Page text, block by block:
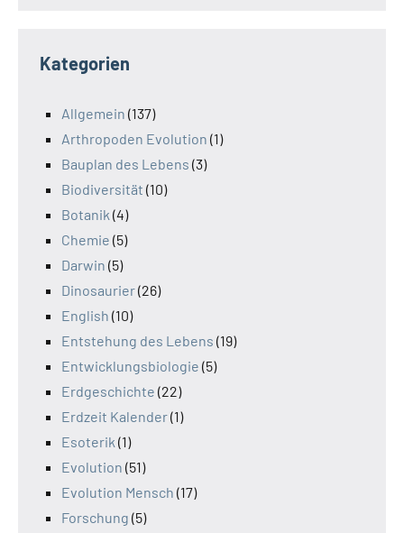
Kategorien
Allgemein (137)
Arthropoden Evolution (1)
Bauplan des Lebens (3)
Biodiversität (10)
Botanik (4)
Chemie (5)
Darwin (5)
Dinosaurier(26)
English (10)
Entstehung des Lebens (19)
Entwicklungsbiologie (5)
Erdgeschichte (22)
Erdzeit Kalender(1)
Esoterik (1)
Evolution (51)
Evolution Mensch (17)
Forschung (5)